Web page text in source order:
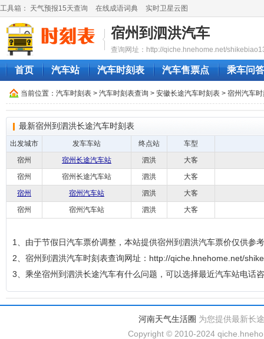
工具箱： 天气预报15天查询 在线成语词典 实时卫星云图
宿州到泗洪汽车
查询网址：http://qiche.hnehome.net/
首页 汽车站 汽车时刻表 汽车售票点 乘车问答
当前位置： 汽车时刻表 > 汽车时刻表查询 > 安徽长途汽车时刻表 > 宿州汽车
最新宿州到泗洪长途汽车时刻表
出发城市 发车车站 终点站
车型
宿州
宿州长途汽车站 泗洪
大客
宿州
宿州长途汽车站 泗洪
大客
宿州
宿州汽车站 泗洪
大客
宿州
宿州汽车站 泗洪 大客
1、由于节假日汽车票价调整，本站提供宿州到泗洪汽车票价仅供参
2、宿州到泗洪汽车时刻表查询网址：http://qiche.hnehome.net/
3、乘坐宿州到泗洪长途汽车有什么问题，可以选择最近汽车站电话
河南天气生活圈 为您提供最新长
Copyright © 2010-2024